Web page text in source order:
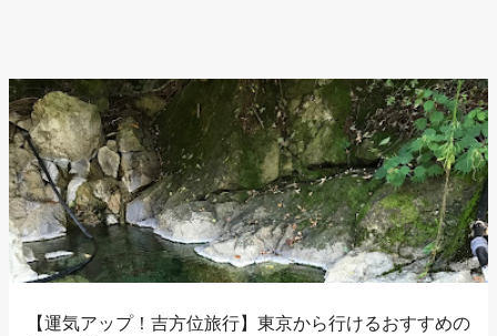
【運気アップ！吉方位旅行】東京から行けるおすすめの